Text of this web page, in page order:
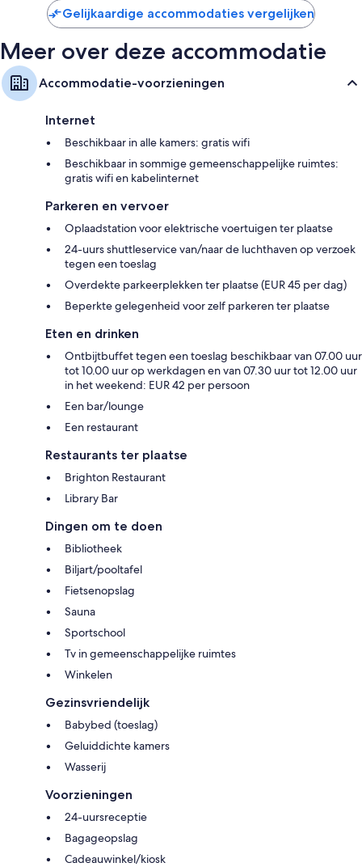
Gelijkaardige accommodaties vergelijken
Meer over deze accommodatie
Accommodatie-voorzieningen
Internet
Beschikbaar in alle kamers: gratis wifi
Beschikbaar in sommige gemeenschappelijke ruimtes:
gratis wifi en kabelinternet
Parkeren en vervoer
Oplaadstation voor elektrische voertuigen ter plaatse
24-uurs shuttleservice van/naar de luchthaven op verzoek
tegen een toeslag
Overdekte parkeerplekken ter plaatse (EUR 45 per dag)
Beperkte gelegenheid voor zelf parkeren ter plaatse
Eten en drinken
Ontbijtbuffet tegen een toeslag beschikbaar van 07.00 uur
tot 10.00 uur op werkdagen en van 07.30 uur tot 12.00 uur
in het weekend: EUR 42 per persoon
Een bar/lounge
Een restaurant
Restaurants ter plaatse
Brighton Restaurant
Library Bar
Dingen om te doen
Bibliotheek
Biljart/pooltafel
Fietsenopslag
Sauna
Sportschool
Tv in gemeenschappelijke ruimtes
Winkelen
Gezinsvriendelijk
Babybed (toeslag)
Geluiddichte kamers
Wasserij
Voorzieningen
24-uursreceptie
Bagageopslag
Cadeauwinkel/kiosk